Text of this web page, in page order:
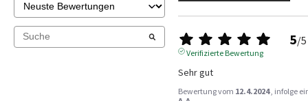
5/5
Verifizierte Bewertung
Sehr gut
Bewertung vom 12.4.2024 , infolge